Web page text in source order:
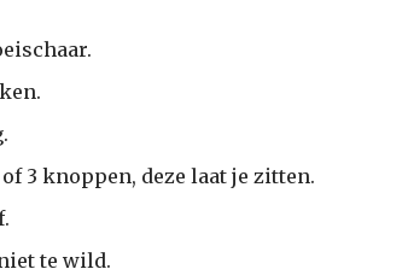
3 knoppen, deze laat je zitten.
te wild.